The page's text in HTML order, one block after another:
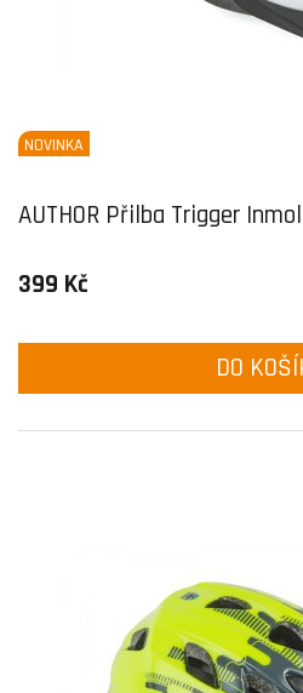
NOVINKA
AUTHOR Přilba Trigger
399 Kč
DO